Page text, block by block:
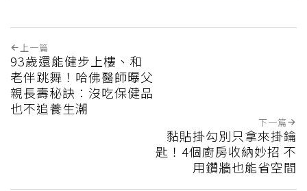
上一篇
93歲還能健步上樓、和
老伴跳舞！哈佛醫師曝父
親長壽秘訣：沒吃保健品
也不追養生潮
下一篇
黏貼掛勾別只拿來掛鑰
匙！4個廚房收納妙招 不
用鑽牆也能省空間